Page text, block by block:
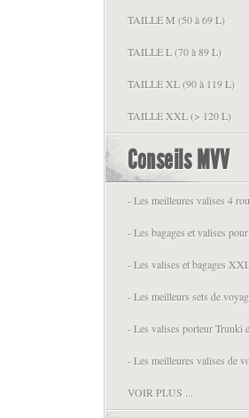
TAILLE M (50 à 69 L)
TAILLE L (70 à 89 L)
TAILLE XL (90 à 119 L)
TAILLE XXL (> 120 L)
Conseils MVV
- Les meilleures valises 4
- Les bagages et valises
- Les valises et bagages
- Les meilleurs sets de
- Les valises porteur Trunki
- Les meilleures valises de
VOIR PLUS ...